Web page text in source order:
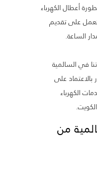
أعطال الكهرباء
نعمل على تقديم
الساعة.
في السالمية
على
الكهرباء
من